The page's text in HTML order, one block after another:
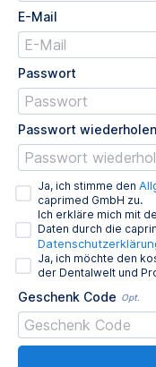
E-Mail
Passwort
Passwort wiederholen
Ja, ich stimme den
caprimed GmbH zu.
Ich erkläre mich mit
Daten durch die
Ja, ich möchte den
der Dentalwelt und
Geschenk Code Opt.